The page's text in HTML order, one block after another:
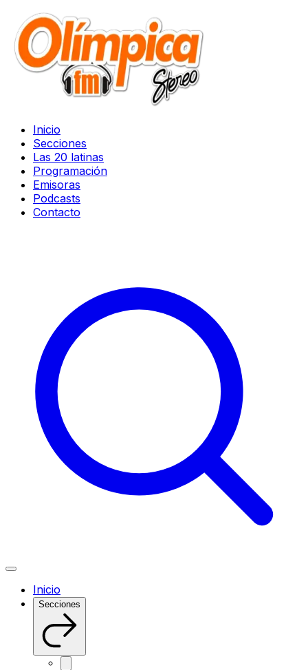
Inicio
Secciones
Las 20 latinas
Programación
Emisoras
Podcasts
Contacto
Inicio
Secciones